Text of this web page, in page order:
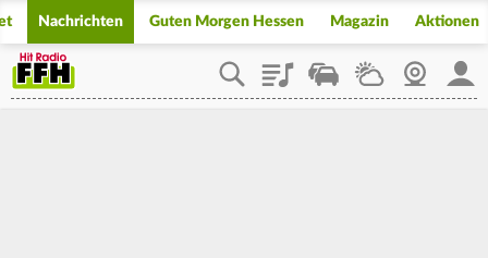
Nachrichten Guten Morgen Hessen Magazin Aktionen
PlaylistStaupilotWetterWebcam